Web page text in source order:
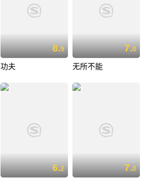
8.9
功夫
7.0
无所不能
6.2 7.0